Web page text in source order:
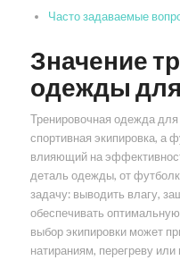
Часто задаваемые
Значение
одежды
Тренировочная одежда
спортивная экипировка, а
влияющий на
деталь одежды, от
задачу: выводить влагу,
обеспечивать
выбор экипировки может
натираниям, перегреву